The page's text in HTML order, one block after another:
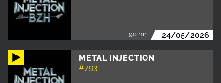
90 mn 24/05/2026
METAL INJECTION
#793